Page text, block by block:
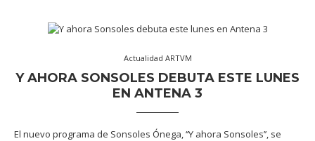
Actualidad ARTVM
Y AHORA SONSOLES DEBUTA ESTE LUNES
EN ANTENA 3
El nuevo programa de Sonsoles Ónega, ‘‘Y ahora Sonsoles’’, se